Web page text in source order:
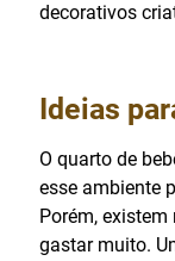
decorativos
Ideias
O quarto de
esse ambiente
Porém,
gastar muito.